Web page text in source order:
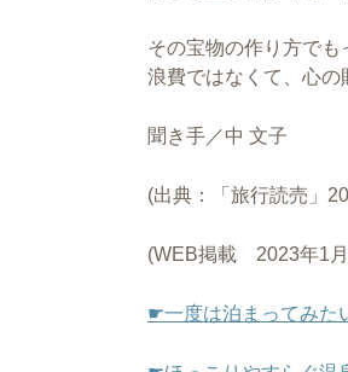
その宝物の作り方で
浪費ではなくて、心の
聞き手／中 文子
(出典：「旅行読売」
(WEB掲載 2023年1月
☛一度は泊まってみた